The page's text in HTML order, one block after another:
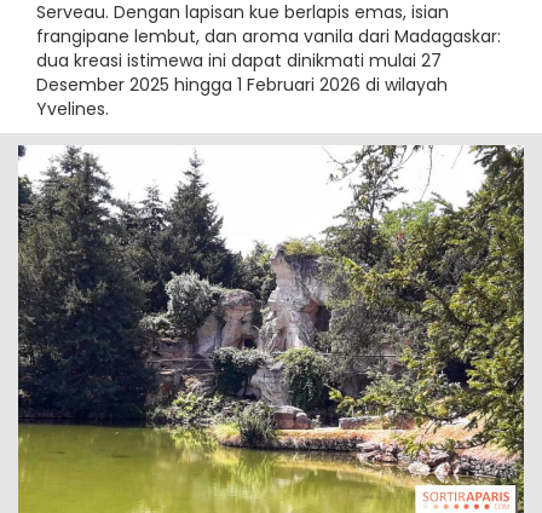
Serveau. Dengan lapisan kue berlapis emas, isian
frangipane lembut, dan aroma vanila dari Madagaskar:
dua kreasi istimewa ini dapat dinikmati mulai 27
Desember 2025 hingga 1 Februari 2026 di wilayah
Yvelines.